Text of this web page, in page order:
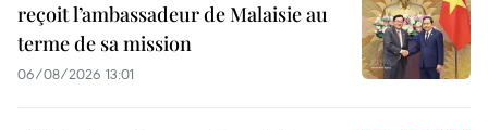
reçoit l’ambassadeur de Malaisie au
terme de sa mission
06/08/2026 13:01